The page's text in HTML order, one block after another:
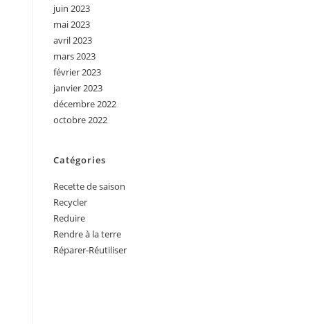
juin 2023
mai 2023
avril 2023
mars 2023
février 2023
janvier 2023
décembre 2022
octobre 2022
Catégories
Recette de saison
Recycler
Reduire
Rendre à la terre
Réparer-Réutiliser